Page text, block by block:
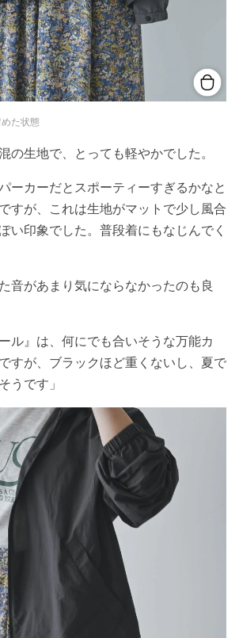
た状態
の生地で、とっても軽やかでした。
ーカーだとスポーティーすぎるかなと
すが、これは生地がマットで少し風合
い印象でした。普段着にもなじんでく
音があまり気にならなかったのも良
ル』は、何にでも合いそうな万能カ
すが、ブラックほど重くないし、夏で
うです」